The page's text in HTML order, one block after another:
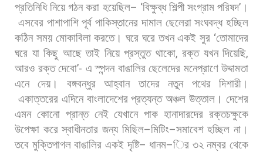
প্রতিনিধি নিয়ে গঠন করা হয়েছিল– ‘বিক্ষুব্ধ শিল্পী সংগ্রাম পরিষদ’ ।
এসবের পাশাপাশি পূর্ব পাকিস্তানের দামাল ছেলেরা সংঘবদ্ধ হচ্ছিল
কঠিন সময় মোকাবিলা করতে। ঘরে ঘরে তখন একই সুর ‘তোমাদের
ঘরে যা কিছু আছে তাই নিয়ে প্রস্তুত থাকো, রক্ত যখন দিয়েছি,
আরও রক্ত দেবো’- এ স্পন্দন বাঙালির ছেলেদের মনেপ্রাণে উদ্দামতা
এনে
দেয়। বঙ্গবন্ধুর আহ্বান তাদের নতুন পথের
দিশারী।
একাত্তরের এদিনে বাংলাদেশের প্রত্যন্ত অঞ্চল উত্তাল। দেশের
এমন কোনো প্রান্ত নেই যেখানে পাক হানাদারদের রক্তচক্ষুকে
উপেক্ষা করে স্বাধীনতার জন্য মিছিল–মিটিং–সমাবেশ হচ্ছিল না।
তবে মুক্তিপাগল বাঙালির একই দৃষ্টি– ধানম–ির ৩২ নম্বর থেকে